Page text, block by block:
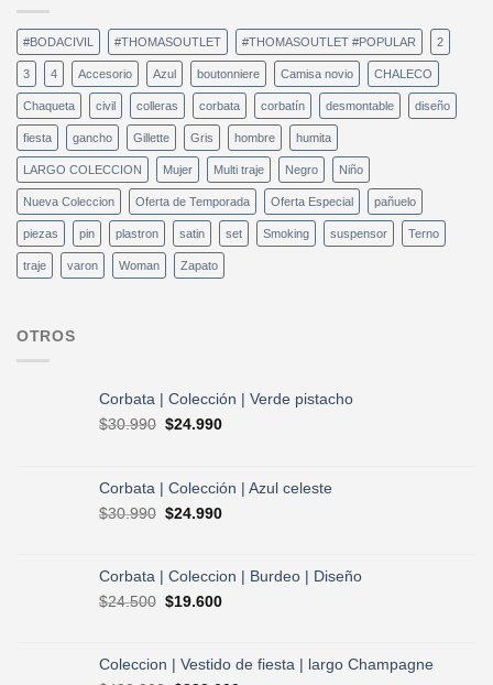
#BODACIVIL #THOMASOUTLET #THOMASOUTLET #POPULAR 2
3 4 Accesorio Azul boutonniere Camisa novio CHALECO
Chaqueta civil colleras corbata corbatín desmontable diseño
fiesta gancho Gillette Gris hombre humita
LARGO COLECCION Mujer Multi traje Negro Niño
Nueva Coleccion Oferta de Temporada Oferta Especial pañuelo
piezas pin plastron satin set Smoking suspensor Terno
traje varon Woman Zapato
OTROS
Corbata | Colección | Verde pistacho
$30.990 El
era:
$24.990El
es:
$24.990.
Corbata | Colección | Azul celeste
$30.990 El
era:
$30.990.
$24.990El
es:
Corbata | Coleccion | Burdeo | Diseño
$24.500 El
era:
$24.500.
$19.600El
es:
Coleccion | Vestido de fiesta | largo Champagne